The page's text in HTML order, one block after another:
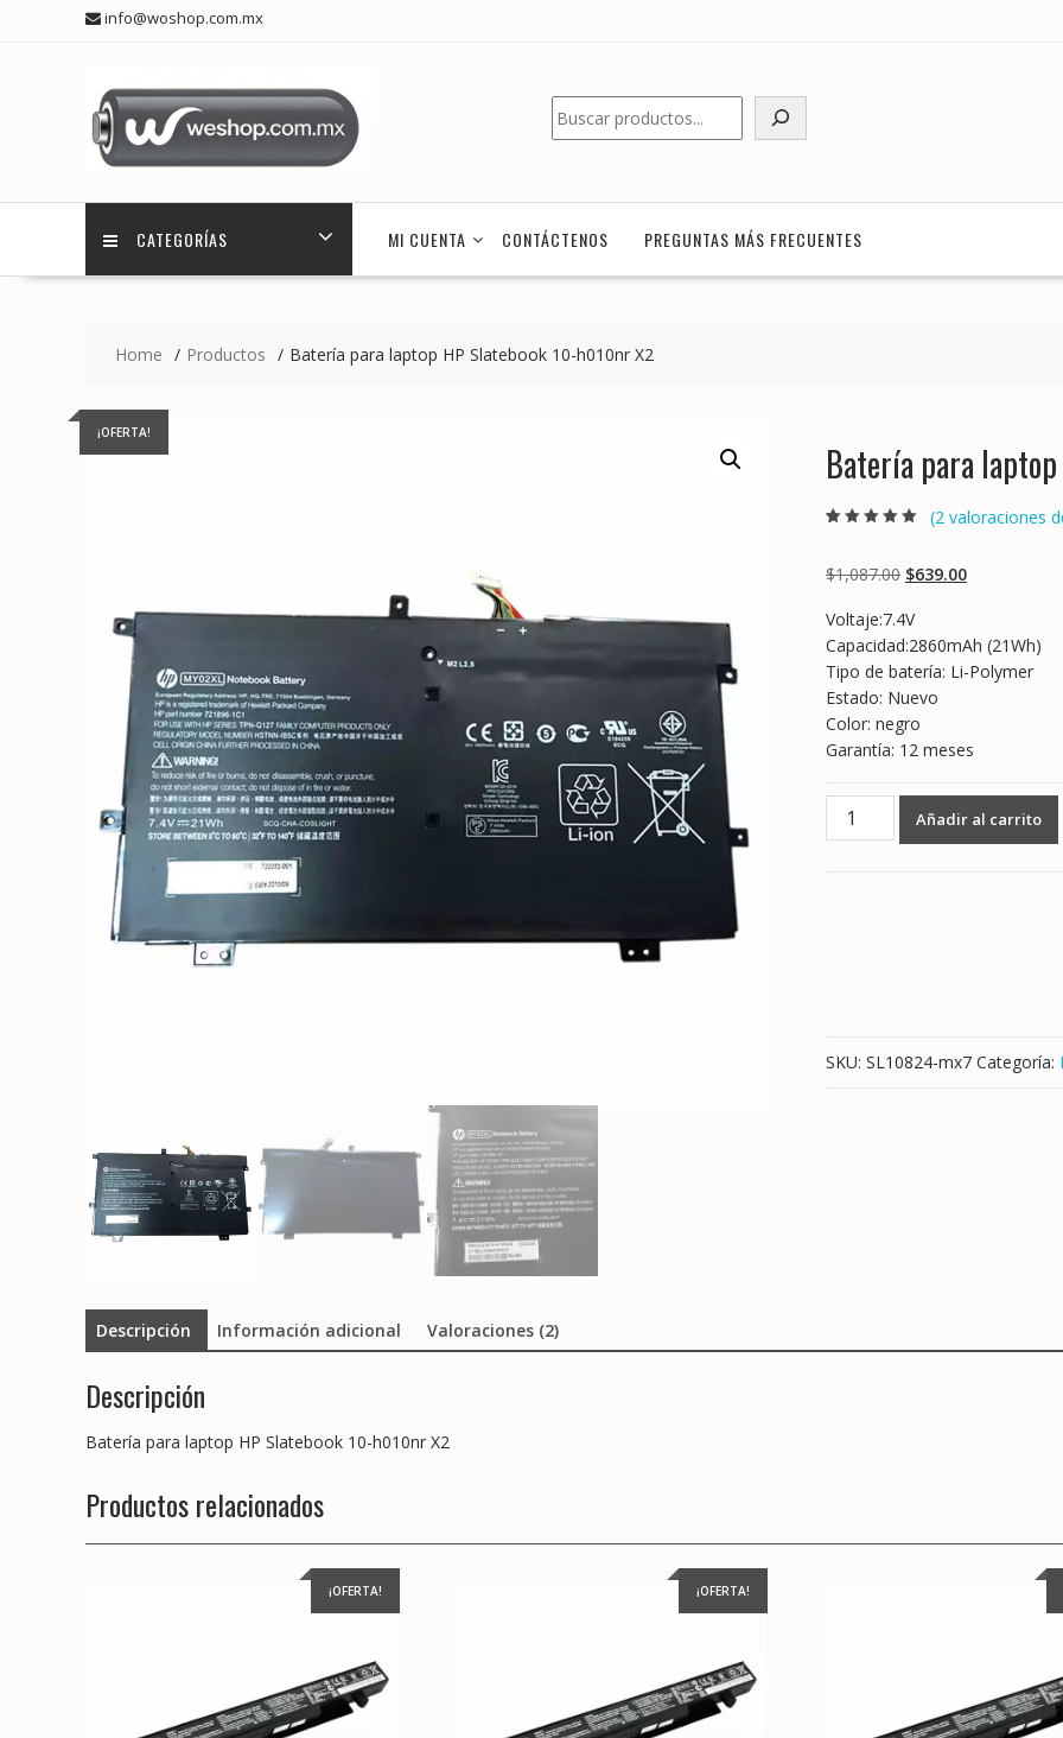
info@woshop.com.mx
Buscar
CATEGORÍAS MI CUENTA CONTÁCTENOS PREGUNTAS MÁS FRECUENTES
Home Productos Batería para laptop HP Slatebook 10-h010nr X2
¡OFERTA!
Batería para
basado en
puntuaciones
(2 valoraciones
$1,087.00 Original
was:
$1,087.00.
$639.00Current
$639.00.
Voltaje:7.4V
Capacidad:2860mAh (21Wh)
Tipo de batería: Li-Polymer
Estado: Nuevo
Color: negro
Garantía: 12 meses
Batería
para
Añadir al carrito
SKU: SL10824-mx7 Categoría:
Descripción Información adicional Valoraciones (2)
Descripción
Batería para laptop HP Slatebook 10-h010nr X2
Productos relacionados
¡OFERTA! ¡OFERTA!